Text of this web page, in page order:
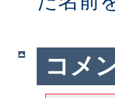
コメ